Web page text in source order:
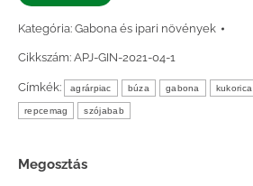
Kategória: Gabona és ipari növények
Cikkszám: APJ-GIN-2021-04-1
Címkék: agrárpiac búza gabona kukorica
repcemag szójabab
Megosztás